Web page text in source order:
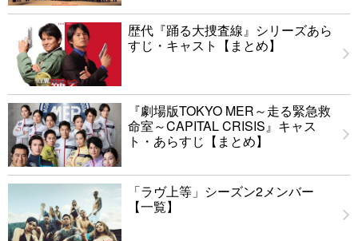
歴代『踊る大捜査線』シリーズあら
すじ・キャスト【まとめ】
『劇場版TOKYO MER～走る緊急救
命室～CAPITAL CRISIS』キャス
ト・あらすじ【まとめ】
「ラヴ上等」シーズン2メンバー
【一覧】